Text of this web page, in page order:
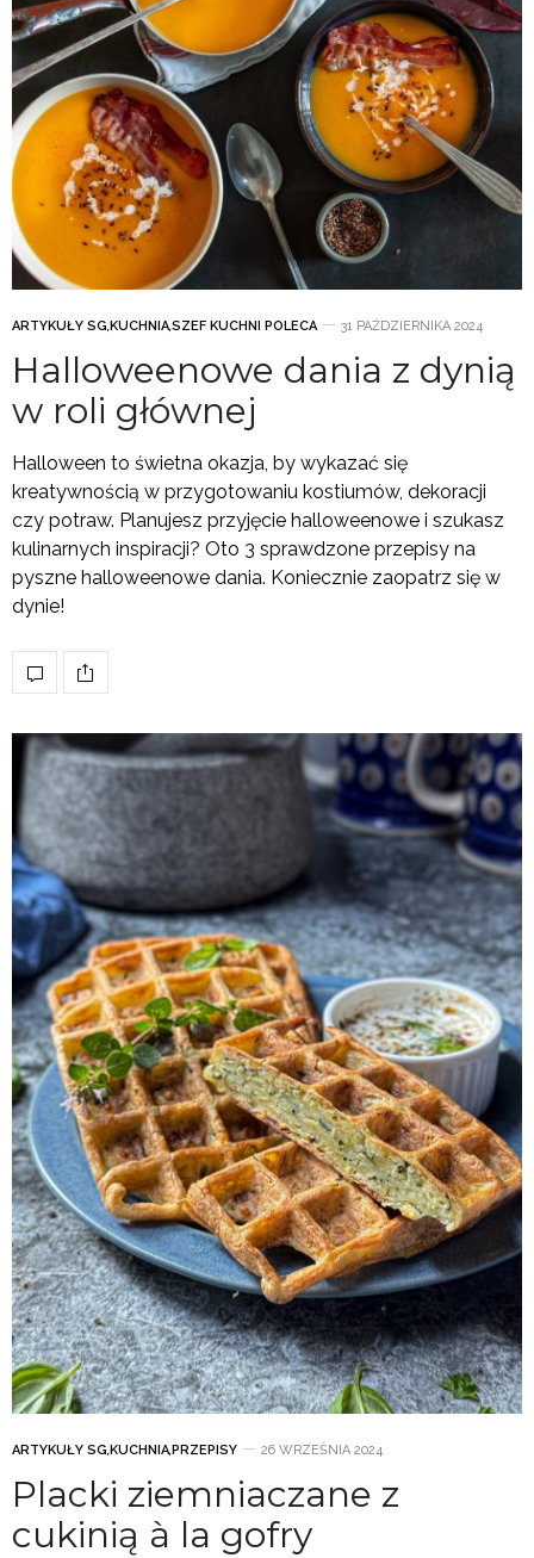
ARTYKUŁY SG,KUCHNIA,SZEF KUCHNI POLECA 31 PAŹDZIERNIKA 2024
Halloweenowe dania z dynią
w roli głównej
Halloween to świetna okazja, by wykazać się
kreatywnością w przygotowaniu kostiumów, dekoracji
czy potraw. Planujesz przyjęcie halloweenowe i szukasz
kulinarnych inspiracji? Oto 3 sprawdzone przepisy na
pyszne halloweenowe dania. Koniecznie zaopatrz się w
dynie!
ARTYKUŁY SG KUCHNIAPRZEPISY 26 WRZEŚNIA 2024
Placki ziemniaczane z
cukinią à la gofry